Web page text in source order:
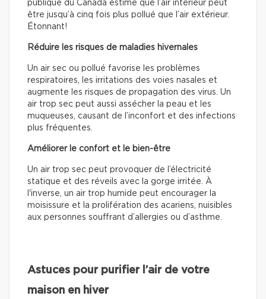
publique du Canada estime que l’air intérieur peut
être jusqu’à cinq fois plus pollué que l’air extérieur.
Étonnant!
Réduire les risques de maladies hivernales
Un air sec ou pollué favorise les problèmes
respiratoires, les irritations des voies nasales et
augmente les risques de propagation des virus. Un
air trop sec peut aussi assécher la peau et les
muqueuses, causant de l’inconfort et des infections
plus fréquentes.
Améliorer le confort et le bien-être
Un air trop sec peut provoquer de l’électricité
statique et des réveils avec la gorge irritée. À
l'inverse, un air trop humide peut encourager la
moisissure et la prolifération des acariens, nuisibles
aux personnes souffrant d’allergies ou d’asthme.
Astuces pour purifier l’air de votre
maison en hiver